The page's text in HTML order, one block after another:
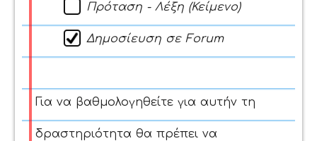
Πρόταση - Λέξη (Κείμενο)
Δημοσίευση σε Forum
Για να βαθμολογηθείτε για αυτήν τη
δραστηριότητα θα πρέπει να